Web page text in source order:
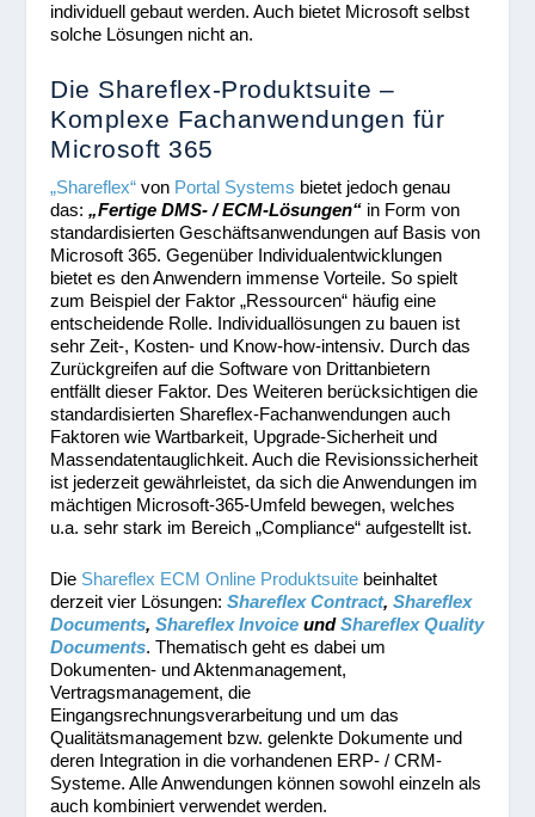
individuell gebaut werden. Auch bietet Microsoft selbst
solche Lösungen nicht an.
Die Shareflex-Produktsuite –
Komplexe Fachanwendungen für
Microsoft 365
„Shareflex“ von Portal Systems bietet jedoch genau
das:„Fertige DMS- / ECM-Lösungen“ in Form von
standardisierten Geschäftsanwendungen auf Basis von
Microsoft 365. Gegenüber Individualentwicklungen
bietet es den Anwendern immense Vorteile. So spielt
zum Beispiel der Faktor „Ressourcen“ häufig eine
entscheidende Rolle. Individuallösungen zu bauen ist
sehr Zeit-, Kosten- und Know-how-intensiv. Durch das
Zurückgreifen auf die Software von Drittanbietern
entfällt dieser Faktor. Des Weiteren berücksichtigen die
standardisierten Shareflex-Fachanwendungen auch
Faktoren wie Wartbarkeit, Upgrade-Sicherheit und
Massendatentauglichkeit. Auch die Revisionssicherheit
ist jederzeit gewährleistet, da sich die Anwendungen im
mächtigen Microsoft-365-Umfeld bewegen, welches
u.a. sehr stark im Bereich „Compliance“ aufgestellt ist.
Die Shareflex ECM Online Produktsuite beinhaltet
derzeit vier Lösungen:Shareflex Contract,Shareflex
Documents,Shareflex Invoice undShareflex Quality
Documents. Thematisch geht es dabei um
Dokumenten- und Aktenmanagement,
Vertragsmanagement, die
Eingangsrechnungsverarbeitung und um das
Qualitätsmanagement bzw. gelenkte Dokumente und
deren Integration in die vorhandenen ERP- / CRM-
Systeme. Alle Anwendungen können sowohl einzeln als
auch kombiniert verwendet werden.